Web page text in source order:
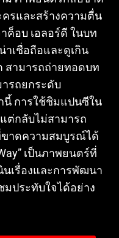
รและสร้างความตื่น
ค็อบ เอลอร์ดี ในบท
เชื่อถือและดูเกิน
สามารถถ่ายทอดบท
รถยกระดับ
นี้ การใช้ชิมแปนซีใน
ต่กลับไม่สามารถ
ขาดความสมบูรณ์ได้
เป็นภาพยนตร์ที่
เรื่องและการพัฒนา
ประทับใจได้อย่าง